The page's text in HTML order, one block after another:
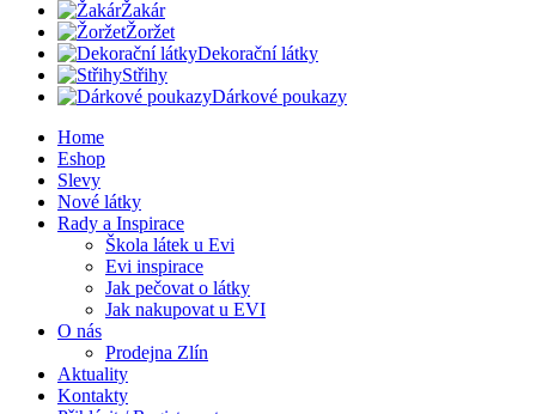
Žakár
Žoržet
Dekorační látky
Střihy
Dárkové poukazy
Home
Eshop
Slevy
Nové látky
Rady a Inspirace
Škola látek u Evi
Evi inspirace
Jak pečovat o látky
Jak nakupovat u EVI
O nás
Prodejna Zlín
Aktuality
Kontakty